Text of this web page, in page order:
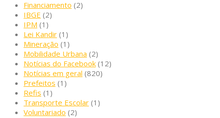
Financiamento (2)
IBGE (2)
IPM (1)
Lei Kandir (1)
Mineração (1)
Mobilidade Urbana (2)
Notícias do Facebook (12)
Notícias em geral (820)
Prefeitos (1)
Refis (1)
Transporte Escolar (1)
Voluntariado (2)